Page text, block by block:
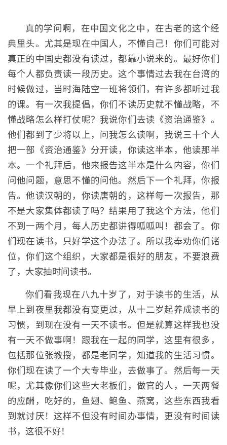
真的学问啊，在中国文化之中，在古老的这个经
典里头。尤其是现在中国人，不懂自己！你们可能对
真正的中国史都没有读过，都靠小说来的。最好你们
每个人都负责读一段历史。这个事情过去我在台湾的
时候做过，当时海陆空一班将领们，有许多都听过我
的课。有一次我提倡，你们不读历史就不懂战略，不
懂战略怎么样打仗呢？我说你们去读《资治通鉴》。
他们都到了少将以上，问我怎么读啊，我说三十个人
把一部《资治通鉴》分开读，你读这半本，他读那半
本。一个礼拜后，他来报告这半本是什么内容，你们
问他问题，意思不懂的问他。然后下一个礼拜，你报
告。他读汉朝的，你读唐朝的，这样每一次报告，那
不是大家集体都读了吗？结果用了我这个方法，他们
不到一两个月，每人历史都讲得呱呱叫！都会了。你
们现在读书，只好学这个办法了。所以我奉劝你们诸
位，你们这个组织，大家都是很好的朋友，不要浪费
了，大家抽时间读书。
你们看我现在八九十岁了，对于读书的生活，从
早上到夜里我都没有变更过，从十二岁起养成读书的
习惯，到现在没有一天不读书。但是就算这样我也没
有一天不做事啊！跟我在一起的同学，这里有很多，
包括那位张教授，都是老同学，知道我的生活习惯。
你们现在读了一个大专毕业，去做事了。然后每一天
呢，尤其像你们这些大老板们，做官的人，一天两餐
的应酬，吃好的，鱼翅、鲍鱼、燕窝，这些东西我看
到就讨厌！这样不但没有时间办事情，更没有时间读
书，这很不好！